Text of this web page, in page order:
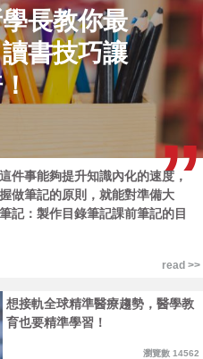
長教你最
書技巧讓
件事能夠提升知識內化的速度，
做筆記的原則，就能對準備大
記：製作目錄筆記課前筆記的目
read >>
想接軌全球精準醫療趨勢，醫學教
育也要精準學習！
瀏覽數 14562